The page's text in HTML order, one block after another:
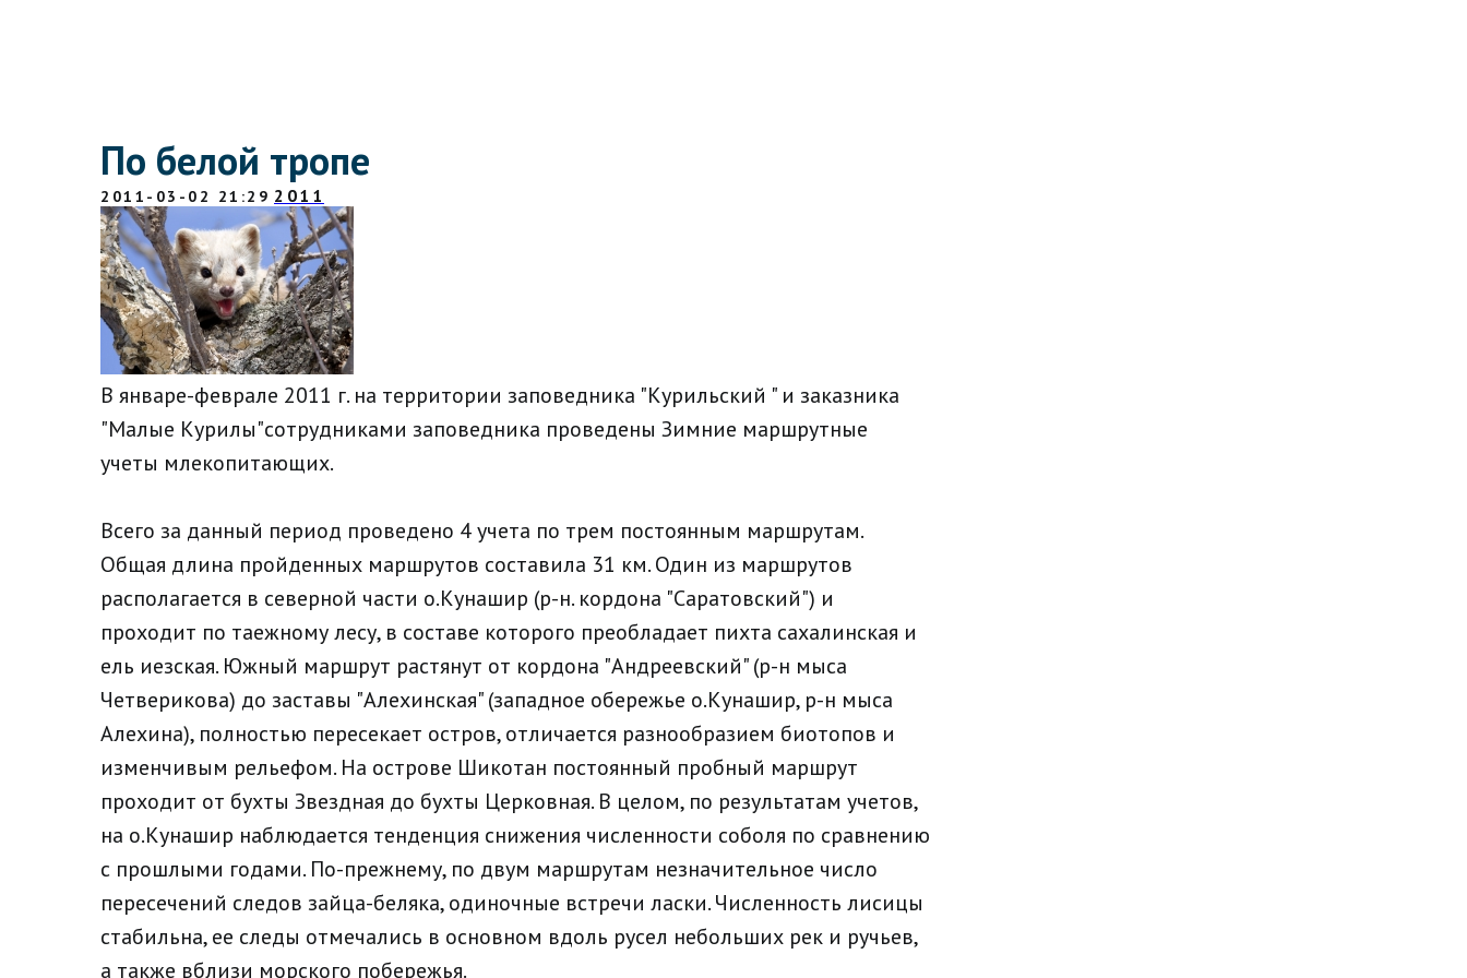
По белой тропе
2011-03-02 21:29 2011
В январе-феврале 2011 г. на территории заповедника "Курильский " и заказника
"Малые Курилы"сотрудниками заповедника проведены Зимние маршрутные
учеты млекопитающих.
Всего за данный период проведено 4 учета по трем постоянным маршрутам.
Общая длина пройденных маршрутов составила 31 км. Один из маршрутов
располагается в северной части о.Кунашир (р-н. кордона "Саратовский") и
проходит по таежному лесу, в составе которого преобладает пихта сахалинская и
ель иезская. Южный маршрут растянут от кордона "Андреевский" (р-н мыса
Четверикова) до заставы "Алехинская" (западное обережье о.Кунашир, р-н мыса
Алехина), полностью пересекает остров, отличается разнообразием биотопов и
изменчивым рельефом. На острове Шикотан постоянный пробный маршрут
проходит от бухты Звездная до бухты Церковная. В целом, по результатам учетов,
на о.Кунашир наблюдается тенденция снижения численности соболя по сравнению
с прошлыми годами. По-прежнему, по двум маршрутам незначительное число
пересечений следов зайца-беляка, одиночные встречи ласки. Численность лисицы
стабильна, ее следы отмечались в основном вдоль русел небольших рек и ручьев,
а также вблизи морского побережья.